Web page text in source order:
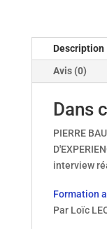
Description
Avis (0)
Dans
PIERRE
interview
Formation
Par Loïc